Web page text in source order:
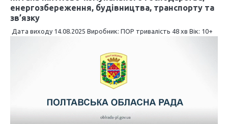
енергозбереження, будівництва, транспорту та
зв’язку
Дата виходу 14.08.2025 Виробник: ПОР тривалість 48 хв Вік: 10+